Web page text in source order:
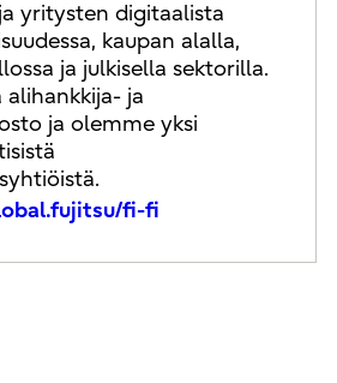
yritysten digitaalista
kaupan alalla,
ja julkisella sektorilla.
alihankkija- ja
ja olemme yksi
fi-fi